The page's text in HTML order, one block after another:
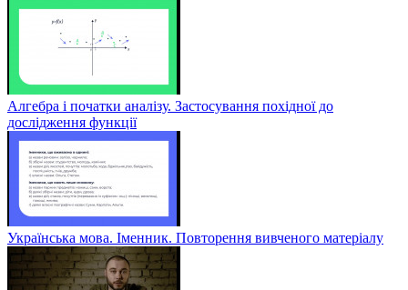
Алгебра і початки аналізу. Застосування похідної до
дослідження функції
Українська мова. Іменник. Повторення вивченого матеріалу